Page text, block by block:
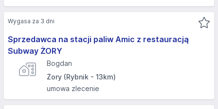
Sprzedawca na stacji paliw Amic z restauracją
Subway ŻORY
Bogdan
Żory (Rybnik - 13km)
umowa zlecenie
Wygasa za 3 dni